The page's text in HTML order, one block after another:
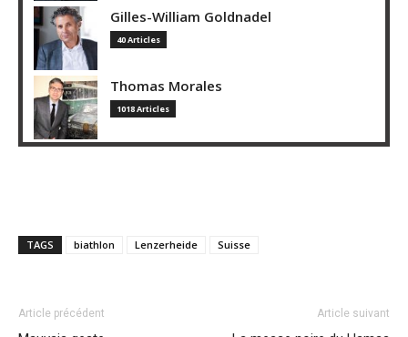
Gilles-William Goldnadel
40 Articles
Thomas Morales
1018 Articles
TAGS biathlon Lenzerheide Suisse
Article précédent Article suivant